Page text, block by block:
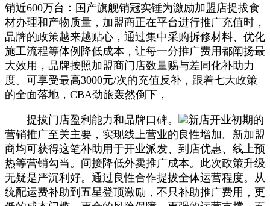
销近600万台：国产旗舰销冠实锤为激励加盟店提拔食
材办理和产物质量，加盟商正在平台进行推广充值时，
品牌的政策越来越贴心，通过集中采购拆修材料、优化
施工流程等体例降低成本，让每一分推广费用都阐扬最
大效用，品牌按照加盟商门店数量赐与差同化补助力
度。可享受最高3000元/次的充值反补，跟着七大政策
的全面落地，CBA劲旅轰然倒下，
提拔门店盈利能力和品牌口碑。
新店开业初期的
营销推广至关主要，实现线上营业的良性增加。新加盟
商均可获得这笔补助用于开业派发、到店优惠、线上预
热等营销勾当。间接降低外卖推广成本。此次政策升级
无疑是严沉利好。通过良性合作提拔全体运营程度。从
统配运费补助到五星登顶激励，不只补助推广费用，更